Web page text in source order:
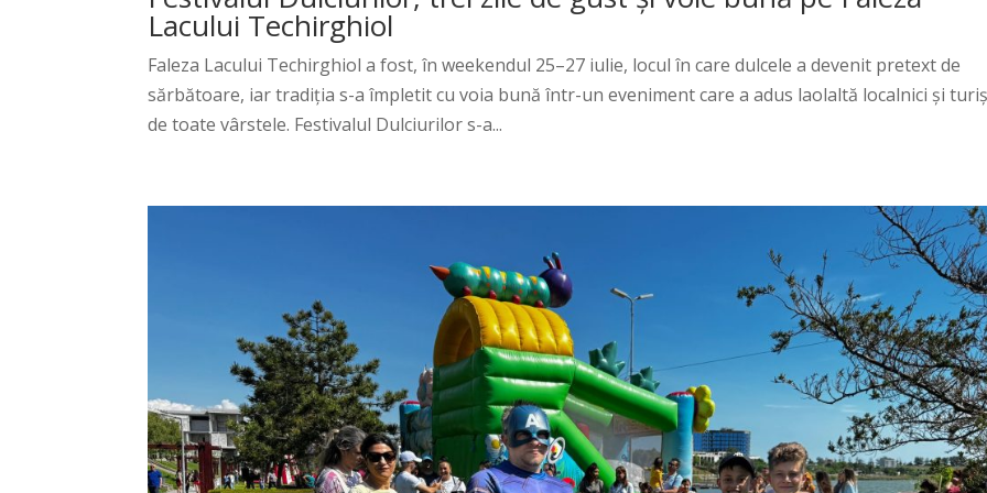
Lacului Techirghiol
Faleza Lacului Techirghiol a fost, în weekendul 25–27 iulie, locul în care dulcele a devenit pretext de
sărbătoare, iar tradiția s-a împletit cu voia bună într-un eveniment care a adus laolaltă localnici și
de toate vârstele. Festivalul Dulciurilor s-a...